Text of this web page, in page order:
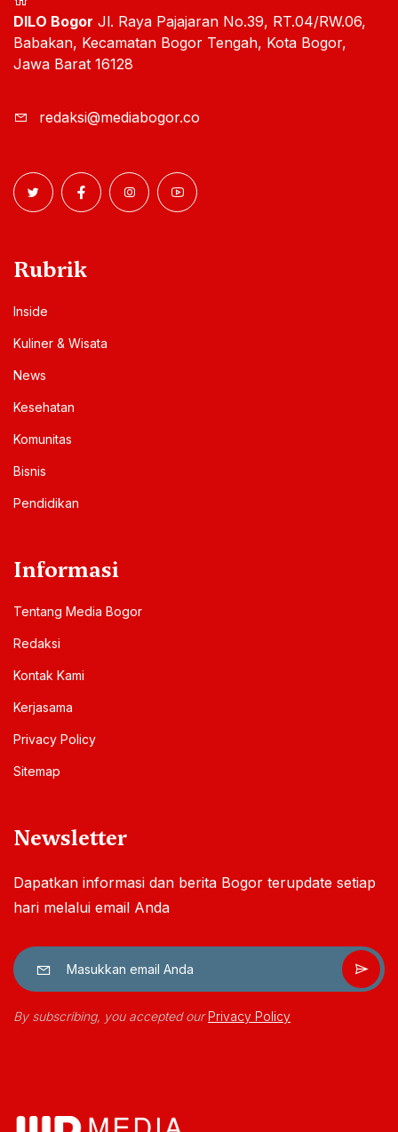
DILO Bogor Jl. Raya Pajajaran No.39, RT.04/RW.06,
Babakan, Kecamatan Bogor Tengah, Kota Bogor,
Jawa Barat 16128
redaksi@mediabogor.co
Rubrik
Inside
Kuliner & Wisata
News
Kesehatan
Komunitas
Bisnis
Pendidikan
Informasi
Tentang Media Bogor
Redaksi
Kontak Kami
Kerjasama
Privacy Policy
Sitemap
Newsletter
Dapatkan informasi dan berita Bogor terupdate setiap
hari melalui email Anda
By subscribing, you accepted ourPrivacy Policy